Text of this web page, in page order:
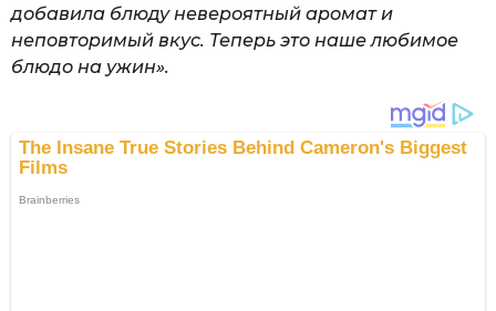
добавила блюду невероятный аромат и
неповторимый вкус. Теперь это наше любимое
блюдо на ужин».